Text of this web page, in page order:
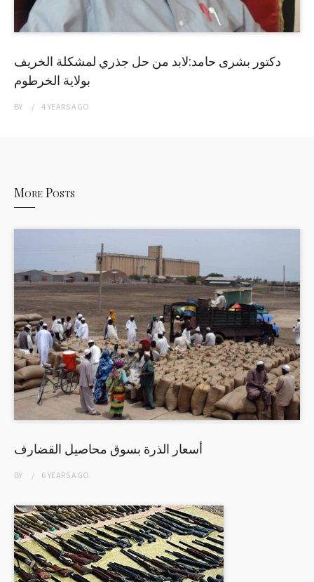
دكتور بشرى حامد:لابد من حل جذري لمشكلة الخريف
بولاية الخرطوم
BY 4 YEARSAGO
More Posts
أسعار الذرة بسوق محاصيل القضارف
BY 6 YEARSAGO